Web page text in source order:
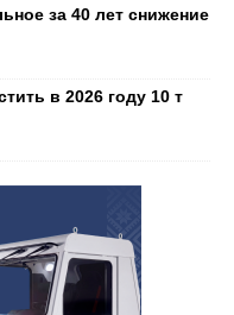
за 40 лет снижение
в 2026 году 10 т